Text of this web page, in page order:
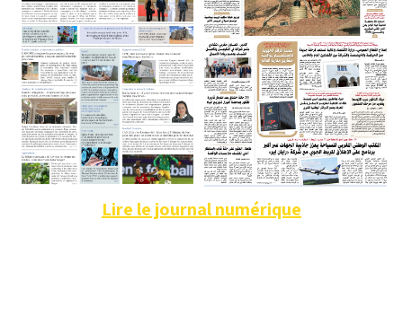
Lire le journal numérique